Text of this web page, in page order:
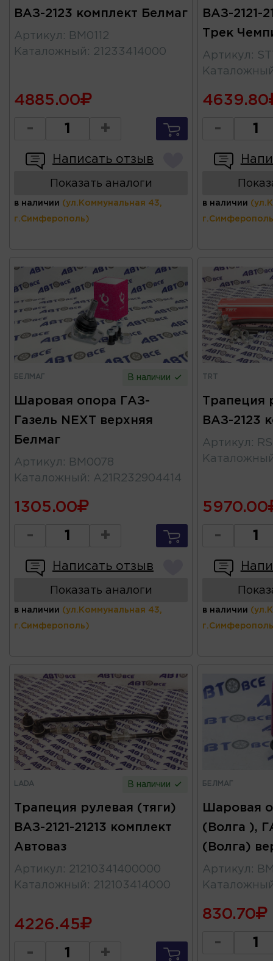
ВАЗ-2123 комплект Белмаг
Артикул :
BM0112
Каталожный : 21233414000
4885.00
- +
Написать отзыв
Показать аналоги
в наличии (ул.Коммунальная 43,
г.Симферополь)
ВАЗ-2121-
Трек
Артикул :
4639.80
-
в наличии
БЕЛМАГ В наличии
Шаровая опора ГАЗ-
Газель NEXT верхняя
Белмаг
Артикул :
BM0078
Каталожный : A21R232904414
1305.00
- +
Написать отзыв
Показать аналоги
в наличии (ул.Коммунальная 43,
г.Симферополь)
TRT
Трапеция
ВАЗ-2123
Артикул :
5970.00
-
в наличии
LADA В наличии
Трапеция рулевая (тяги)
ВАЗ-2121-21213 комплект
Автоваз
Артикул : 21210341400000
Каталожный : 212103414000
4226.45
- +
БЕЛМАГ
Шаровая
(Волга ),
(Волга)
Артикул :
830.70
-